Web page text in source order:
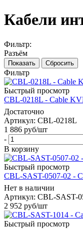
Кабели
Фильтр:
Разъём
Показать Сбросить
Фильтр
Быстрый просмотр
CBL-0218L - Cable
Достаточно
Артикул: CBL-0218L
1 886 руб/шт
-
В корзину
Быстрый просмотр
CBL-SAST-0507-02 -
Нет в наличии
Артикул: CBL-SAST-
2 952 руб/шт
Быстрый просмотр